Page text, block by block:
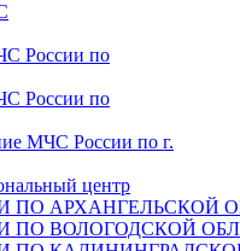
России по
России по
МЧС России по г.
центр
ПО АРХАНГЕЛЬСКОЙ
ПО ВОЛОГОДСКОЙ